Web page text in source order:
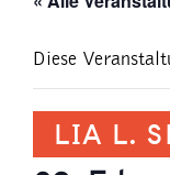
Diese
LIA L.